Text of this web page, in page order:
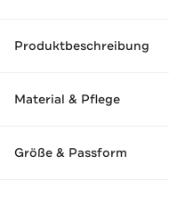
Produktbeschreibung
Material & Pflege
Größe & Passform